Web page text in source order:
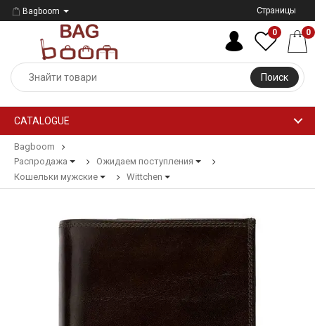
Bagboom Страницы
Поиск
0 0
CATALOGUE
Bagboom
Распродажа
Ожидаем поступления
Кошельки мужские
Wittchen